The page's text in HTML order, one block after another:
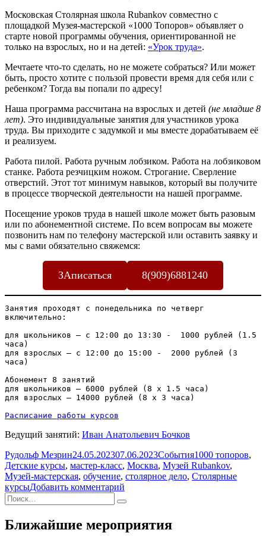
Московская Столярная школа Rubankov совместно с
площадкой Музея-мастерской «1000 Топоров» объявляет о
старте новой программы обучения, ориентированной не
только на взрослых, но и на детей: «Урок труда».
Мечтаете что-то сделать, но не можете собраться? Или может
быть, просто хотите с пользой провести время для себя или с
ребенком? Тогда вы попали по адресу!
Наша программа рассчитана на взрослых и детей (не младше 8
лет). Это индивидуальные занятия для участников урока
труда. Вы приходите с задумкой и мы вместе дорабатываем её
и реализуем.
Работа пилой. Работа ручным лобзиком. Работа на лобзиковом
станке. Работа резчицким ножом. Строгание. Сверление
отверстий. Этот тот минимум навыков, который вы получите
в процессе творческой деятельности на нашей программе.
Посещение уроков труда в нашей школе может быть разовым
или по абонементной системе. По всем вопросам вы можете
позвонить нам по телефону мастерской или оставить заявку и
мы с вами обязательно свяжемся:
ЗАписаться 8(909)6881240
Занятия проходят с понедельника по четверг
включительно:
для школьников – с 12:00 до 13:30 -  1000 рублей (1.5
часа)
для взрослых – с 12:00 до 15:00 -  2000 рублей (3
часа)
Абонемент 8 занятий
для школьников – 6000 рублей (8 х 1.5 часа)
для взрослых – 14000 рублей (8 х 3 часа)
Расписание работы курсов
Ведущий занятий: Иван Анатольевич Бочков
Автор
Рудольф МезринОпубликовано
24.05.202307.06.2023Рубрики
СобытияМетки
1000 топоров,
Детские курсы, мастер-класс, Москва, Музей Rubankov,
Музей-мастерская, обучение, столярное дело, Столярные
курсыДобавить комментарий
Столярной
Искать:
Поиск
Ближайшие мероприятия